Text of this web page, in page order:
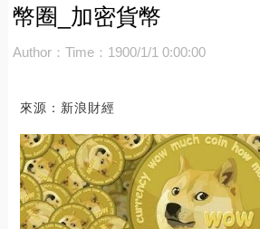
幣圈_加密貨幣
Author： Time：1900/1/1 0:00:00
來源：新浪財經